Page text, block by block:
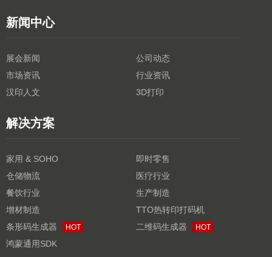
新闻中心
展会新闻
公司动态
市场资讯
行业资讯
汉印人文
3D打印
解决方案
家用 & SOHO
即时零售
仓储物流
医疗行业
餐饮行业
生产制造
增材制造
TTO热转印打码机
条形码生成器
HOT 二维码生成器 HOT
鸿蒙通用SDK